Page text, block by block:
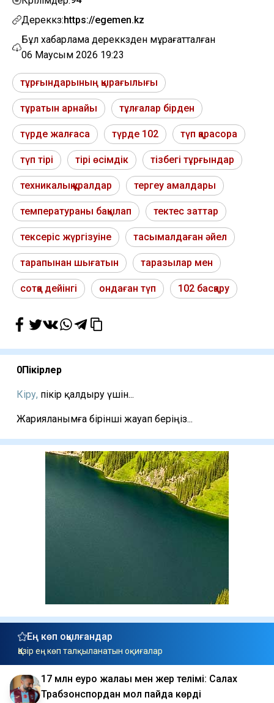
Дереккөз:https://egemen.kz
Бұл хабарлама дереккөзден мұрағатталған
06 Маусым 2026 19:23
тұрғындарының қырағылығы
тұратын арнайы тұлғалар бірден
түрде жалғаса түрде 102 түп қарасора
түп тірі тірі өсімдік тізбегі тұрғындар
техникалық құралдар тергеу амалдары
температураны бақылап тектес заттар
тексеріс жүргізуіне тасымалдаған әйел
тарапынан шығатын таразылар мен
сотқа дейінгі ондаған түп 102 басқару
0Пікірлер
Кіру, пікір қалдыру үшін...
Жарияланымға бірінші жауап беріңіз...
Ең көп оқылғандар
Қазір ең көп талқыланатын оқиғалар
17 млн еуро жалақы мен жер телімі: Салах
Трабзонспордан мол пайда көрді